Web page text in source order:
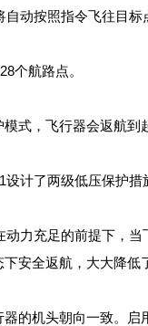
动按照指令飞往目标
个航路点。
式，飞行器会返航到
计了两级低压保护措
力充足的前提下，
安全返航，大大降低
的机头朝向一致。启